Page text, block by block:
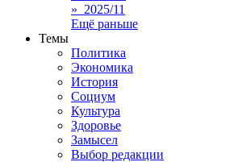
» 2025/11
Ещё раньше
Темы
Политика
Экономика
История
Социум
Культура
Здоровье
Замысел
Выбор редакции